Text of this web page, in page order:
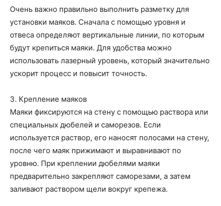
Очень важно правильно выполнить разметку для
установки маяков. Сначала с помощью уровня и
отвеса определяют вертикальные линии, по которым
будут крепиться маяки. Для удобства можно
использовать лазерный уровень, который значительно
ускорит процесс и повысит точность.
3. Крепление маяков
Маяки фиксируются на стену с помощью раствора или
специальных дюбелей и саморезов. Если
используется раствор, его наносят полосами на стену,
после чего маяк прижимают и выравнивают по
уровню. При креплении дюбелями маяки
предварительно закрепляют саморезами, а затем
заливают раствором щели вокруг крепежа.